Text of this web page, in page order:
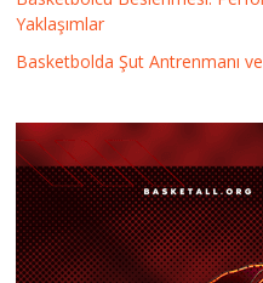
Yaklaşımlar
Basketbolda Şut Antrenmanı